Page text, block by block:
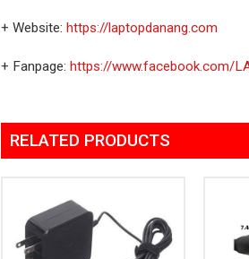
+ Website: https://laptopdanang.com
+ Fanpage: https://www.facebook.com/
RELATED PRODUCTS
Add to
Wishlist